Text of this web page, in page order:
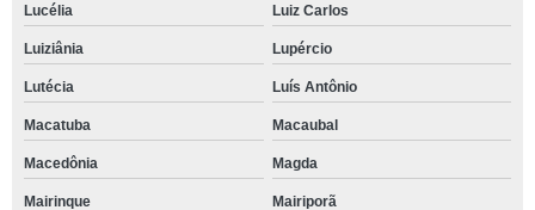
Lucélia Luiz Carlos
Luiziânia Lupércio
Lutécia Luís Antônio
Macatuba Macaubal
Macedônia Magda
Mairinque Mairiporã